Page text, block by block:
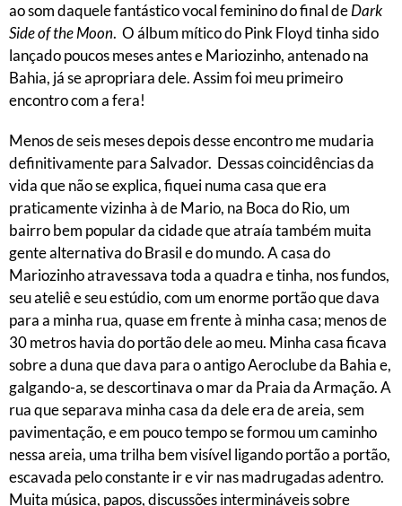
ao som daquele fantástico vocal feminino do final deDark
Side of the Moon. O álbum mítico do Pink Floyd tinha sido
lançado poucos meses antes e Mariozinho, antenado na
Bahia, já se apropriara dele. Assim foi meu primeiro
encontro com a fera!
Menos de seis meses depois desse encontro me mudaria
definitivamente para Salvador. Dessas coincidências da
vida que não se explica, fiquei numa casa que era
praticamente vizinha à de Mario, na Boca do Rio, um
bairro bem popular da cidade que atraía também muita
gente alternativa do Brasil e do mundo. A casa do
Mariozinho atravessava toda a quadra e tinha, nos fundos,
seu ateliê e seu estúdio, com um enorme portão que dava
para a minha rua, quase em frente à minha casa; menos de
30 metros havia do portão dele ao meu. Minha casa ficava
sobre a duna que dava para o antigo Aeroclube da Bahia e,
galgando-a, se descortinava o mar da Praia da Armação. A
rua que separava minha casa da dele era de areia, sem
pavimentação, e em pouco tempo se formou um caminho
nessa areia, uma trilha bem visível ligando portão a portão,
escavada pelo constante ir e vir nas madrugadas adentro.
Muita música, papos, discussões intermináveis sobre